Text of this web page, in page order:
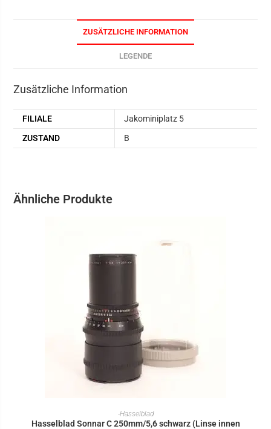
ZUSÄTZLICHE INFORMATION
LEGENDE
Zusätzliche Information
FILIALE
Jakominiplatz 5
ZUSTAND
B
Ähnliche Produkte
IN DEN WARENKORB
-Hasselblad
Hasselblad Sonnar C 250mm/5,6 schwarz (Linse innen